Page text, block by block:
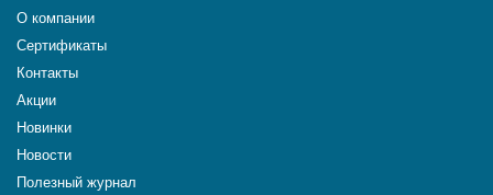
О компании
Сертификаты
Контакты
Акции
Новинки
Новости
Полезный журнал